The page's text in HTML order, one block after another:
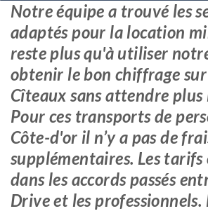
Notre équipe a trouvé les
adaptés pour la location
reste plus qu'à utiliser
obtenir le bon chiffrage
Cîteaux sans attendre plus
Pour ces transports de
Côte-d'or il n’y a pas de
supplémentaires. Les
dans les accords passés
Drive et les